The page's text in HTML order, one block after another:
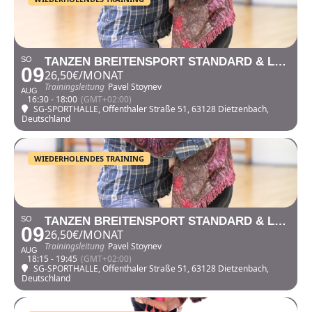
SO
09
AUG
TANZEN BREITENSPORT STANDARD & LATEIN – GRUPPE I
26,50€/MONAT
Trainingsleitung Pavel Stoynev
16:30 - 18:00 (GMT+02:00)
SG-SPORTHALLE, Offenthaler Straße 51, 63128 Dietzenbach,
Deutschland
SO
09
AUG
TANZEN BREITENSPORT STANDARD & LATEIN – GRUPPE I I
26,50€/MONAT
Trainingsleitung Pavel Stoynev
18:15 - 19:45 (GMT+02:00)
SG-SPORTHALLE, Offenthaler Straße 51, 63128 Dietzenbach,
Deutschland
WIEDERHOLENDES TRAINING